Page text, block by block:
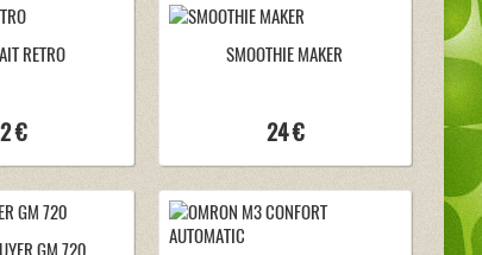
RETRO
€
SMOOTHIE MAKER
24 €
GM 720